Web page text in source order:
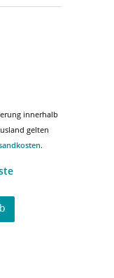
innerhalb
gelten
.